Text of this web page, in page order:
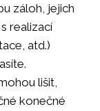
záloh, jejich
realizací
atd.)
lišit,
konečné